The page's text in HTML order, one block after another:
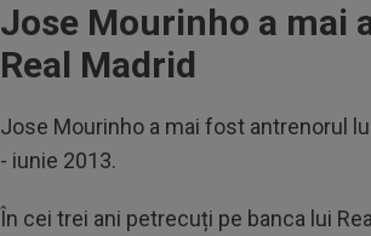
Jose Mourinho a mai
Real Madrid
Jose Mourinho a mai fost antrenorul
- iunie 2013.
În cei trei ani petrecuți pe banca lui